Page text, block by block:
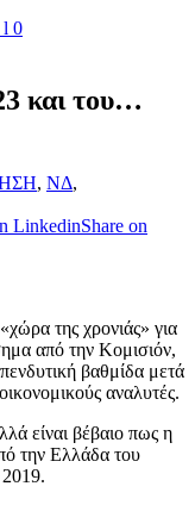
και του…
, ΝΔ,
LinkedinShare on
της χρονιάς» για
από την Κομισιόν,
βαθμίδα μετά
αναλυτές.
είναι βέβαιο πως η
την Ελλάδα του